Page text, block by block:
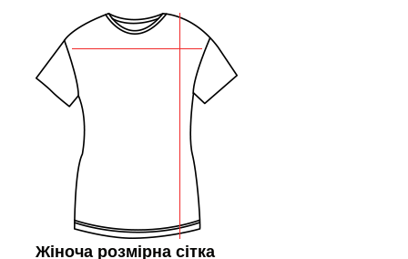
Жіноча розмірна сітка